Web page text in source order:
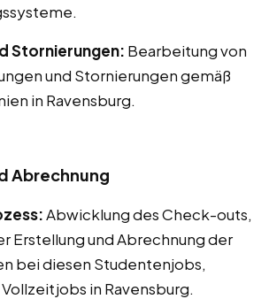
Stornierungen: Bearbeitung von
und Stornierungen gemäß
in Ravensburg.
Abrechnung
Abwicklung des Check-outs,
Erstellung und Abrechnung der
bei diesen Studentenjobs,
in Ravensburg.